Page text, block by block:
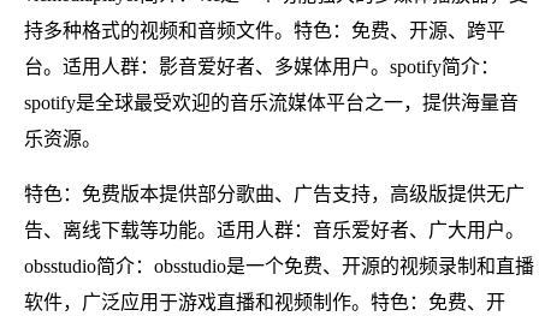
持多种格式的视频和音频文件。特色：免费、开源、跨平
台。适用人群：影音爱好者、多媒体用户。spotify简介：
spotify是全球最受欢迎的音乐流媒体平台之一，提供海量音
乐资源。
特色：免费版本提供部分歌曲、广告支持，高级版提供无广
告、离线下载等功能。适用人群：音乐爱好者、广大用户。
obsstudio简介：obsstudio是一个免费、开源的视频录制和直播
软件，广泛应用于游戏直播和视频制作。特色：免费、开